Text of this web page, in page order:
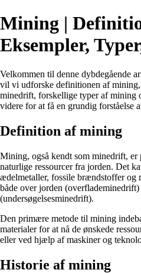
Mining |
Eksempler,
Velkommen til denne dybdegående
vil vi udforske definitionen af mining,
minedrift, forskellige typer af mining
videre for at få en grundig forståelse
Definition af mining
Mining, også kendt som minedrift, er
naturlige ressourcer fra jorden. Det
ædelmetaller, fossile brændstoffer og
både over jorden
(undersøgelsesminedrift).
Den primære metode til mining
materialer for at nå de ønskede
eller ved hjælp af maskiner og
Historie af mining